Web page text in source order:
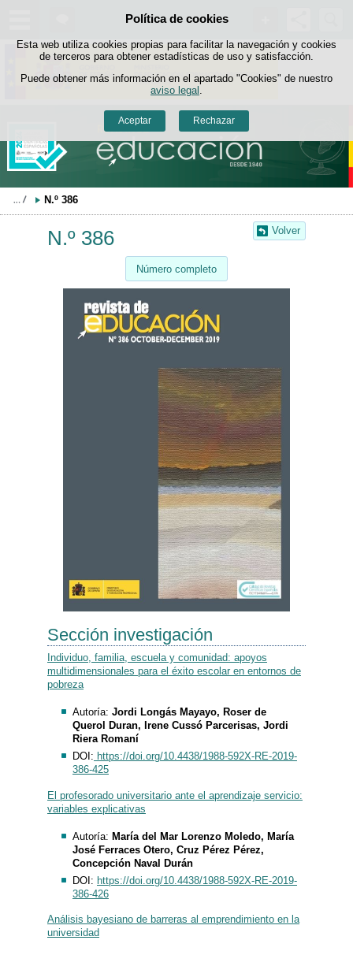
Política de cookies
Esta web utiliza cookies propias para facilitar la navegación y cookies
de terceros para obtener estadísticas de uso y satisfacción.
Puede obtener más información en el apartado "Cookies" de nuestro
aviso legal
Aceptar Rechazar
Saltar al contenido
N.º 386
Volver
N.º 386
Número completo
Sección investigación
Individuo, familia, escuela y comunidad: apoyos
multidimensionales para el éxito escolar en entornos de
pobreza
Autoría: Jordi Longás Mayayo, Roser de
Querol Duran, Irene Cussó Parcerisas, Jordi
Riera Romaní
DOI: https://doi.org/10.4438/1988-592X-RE-2019-
386-425
El profesorado universitario ante el aprendizaje servicio:
variables explicativas
Autoría: María del Mar Lorenzo Moledo, María
José Ferraces Otero, Cruz Pérez Pérez,
Concepción Naval Durán
DOI: https://doi.org/10.4438/1988-592X-RE-2019-
386-426
Análisis bayesiano de barreras al emprendimiento en la
universidad